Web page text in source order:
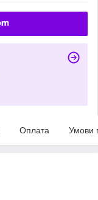
Оплата Умови